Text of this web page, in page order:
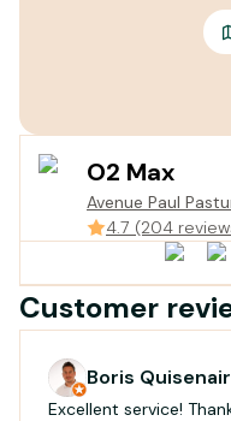
adhérence et confort
Chaîne en acier
-60 °C pour une
coupe confortable et
Structure
inoxydable à haute
Étui compact en
crochet en plastique
séparés et éviter la
O2 Max
Avenue Paul
4.7 (204
Customer
Boris
Excellent service!